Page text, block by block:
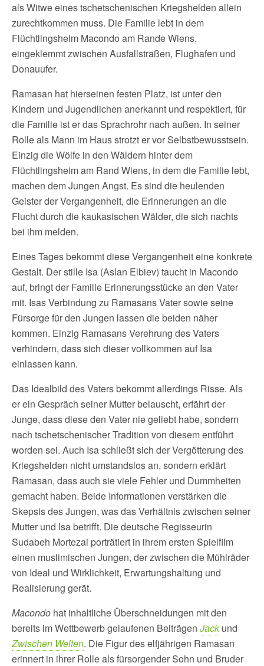
als Witwe eines tschetschenischen Kriegshelden allein
zurechtkommen muss. Die Familie lebt in dem
Flüchtlingsheim Macondo am Rande Wiens,
eingeklemmt zwischen Ausfallstraßen, Flughafen und
Donauufer.
Ramasan hat hierseinen festen Platz, ist unter den
Kindern und Jugendlichen anerkannt und respektiert, für
die Familie ist er das Sprachrohr nach außen. In seiner
Rolle als Mann im Haus strotzt er vor Selbstbewusstsein.
Einzig die Wölfe in den Wäldern hinter dem
Flüchtlingsheim am Rand Wiens, in dem die Familie lebt,
machen dem Jungen Angst. Es sind die heulenden
Geister der Vergangenheit, die Erinnerungen an die
Flucht durch die kaukasischen Wälder, die sich nachts
bei ihm melden.
Eines Tages bekommt diese Vergangenheit eine konkrete
Gestalt. Der stille Isa (Aslan Elbiev) taucht in Macondo
auf, bringt der Familie Erinnerungsstücke an den Vater
mit. Isas Verbindung zu Ramasans Vater sowie seine
Fürsorge für den Jungen lassen die beiden näher
kommen. Einzig Ramasans Verehrung des Vaters
verhindern, dass sich dieser vollkommen auf Isa
einlassen kann.
Das Idealbild des Vaters bekommt allerdings Risse. Als
er ein Gespräch seiner Mutter belauscht, erfährt der
Junge, dass diese den Vater nie geliebt habe, sondern
nach tschetschenischer Tradition von diesem entführt
worden sei. Auch Isa schließt sich der Vergötterung des
Kriegshelden nicht umstandslos an, sondern erklärt
Ramasan, dass auch sie viele Fehler und Dummheiten
gemacht haben. Beide Informationen verstärken die
Skepsis des Jungen, was das Verhältnis zwischen seiner
Mutter und Isa betrifft. Die deutsche Regisseurin
Sudabeh Mortezai porträtiert in ihrem ersten Spielfilm
einen muslimischen Jungen, der zwischen die Mühlräder
von Ideal und Wirklichkeit, Erwartungshaltung und
Realisierung gerät.
Macondo hat inhaltliche Überschneidungen mit den
bereits im Wettbewerb gelaufenen Beiträgen Jack und
Zwischen Welten. Die Figur des elfjährigen Ramasan
erinnert in ihrer Rolle als fürsorgender Sohn und Bruder